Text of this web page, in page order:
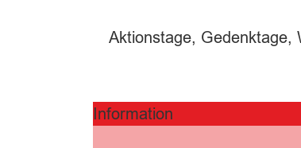
Aktionstage, Gedenktage,
Information